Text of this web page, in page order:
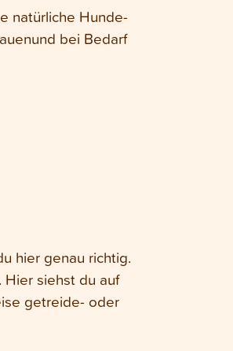
natürliche Hunde-
bei Bedarf
hier genau richtig.
siehst du auf
getreide- oder